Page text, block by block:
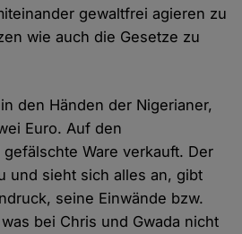
gewaltfrei agieren zu
wie auch die Gesetze zu
den Händen der Nigerianer,
Euro. Auf den
Ware verkauft. Der
und sieht sich alles an, gibt
seine Einwände bzw.
bei Chris und Gwada nicht